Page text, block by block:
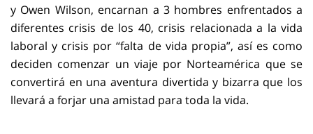
y Owen Wilson, encarnan a 3 hombres enfrentados a
diferentes crisis de los 40, crisis relacionada a la vida
laboral y crisis por “falta de vida propia”, así es como
deciden comenzar un viaje por Norteamérica que se
convertirá en una aventura divertida y bizarra que los
llevará a forjar una amistad para toda la vida.